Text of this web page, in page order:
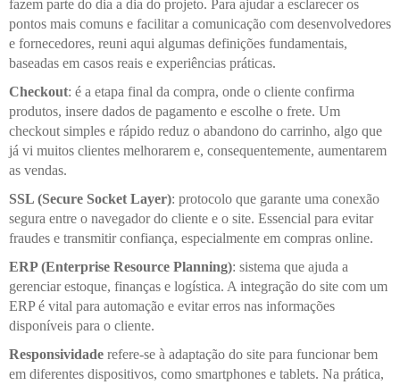
fazem parte do dia a dia do projeto. Para ajudar a esclarecer os
pontos mais comuns e facilitar a comunicação com desenvolvedores
e fornecedores, reuni aqui algumas definições fundamentais,
baseadas em casos reais e experiências práticas.
Checkout: é a etapa final da compra, onde o cliente confirma
produtos, insere dados de pagamento e escolhe o frete. Um
checkout simples e rápido reduz o abandono do carrinho, algo que
já vi muitos clientes melhorarem e, consequentemente, aumentarem
as vendas.
SSL (Secure Socket Layer): protocolo que garante uma conexão
segura entre o navegador do cliente e o site. Essencial para evitar
fraudes e transmitir confiança, especialmente em compras online.
ERP (Enterprise Resource Planning): sistema que ajuda a
gerenciar estoque, finanças e logística. A integração do site com um
ERP é vital para automação e evitar erros nas informações
disponíveis para o cliente.
Responsividade refere-se à adaptação do site para funcionar bem
em diferentes dispositivos, como smartphones e tablets. Na prática,